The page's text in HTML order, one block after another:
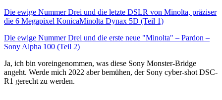
Die ewige Nummer Drei und die letzte DSLR von Minolta, präziser
die 6 Megapixel KonicaMinolta Dynax 5D (Teil 1)
Die ewige Nummer Drei und die erste neue "Minolta" – Pardon –
Sony Alpha 100 (Teil 2)
Ja, ich bin voreingenommen, was diese Sony Monster-Bridge
angeht. Werde mich 2022 aber bemühen, der Sony cyber-shot DSC-
R1 gerecht zu werden.